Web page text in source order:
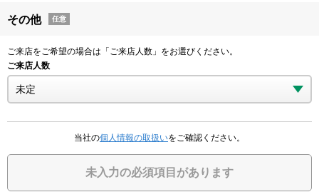
その他 任意
ご来店をご希望の場合は「ご来店人数」をお選びください。
ご来店人数
当社の個人情報の取扱いをご確認ください。
未入力の必須項目があります